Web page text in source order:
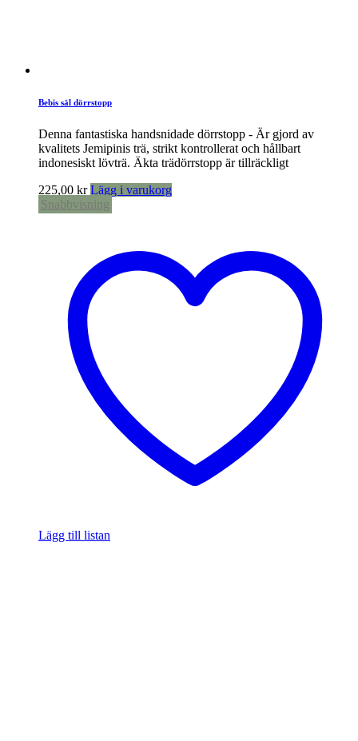
Bebis säl dörrstopp
Denna fantastiska handsnidade dörrstopp - Är gjord av
kvalitets Jemipinis trä, strikt kontrollerat och hållbart
indonesiskt lövträ. Äkta trädörrstopp är tillräckligt
225,00 kr Lägg i varukorg
Snabbvisning
Lägg till listan